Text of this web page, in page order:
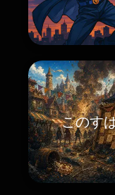
このす